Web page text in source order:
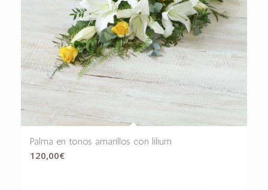
Palma en tonos amarillos con lilium
120,00€